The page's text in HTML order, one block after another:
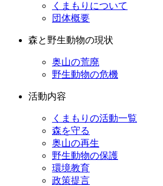
くまもりについて
団体概要
森と野生動物の現状
奥山の荒廃
野生動物の危機
活動内容
くまもりの活動一覧
森を守る
奥山の再生
野生動物の保護
環境教育
政策提言